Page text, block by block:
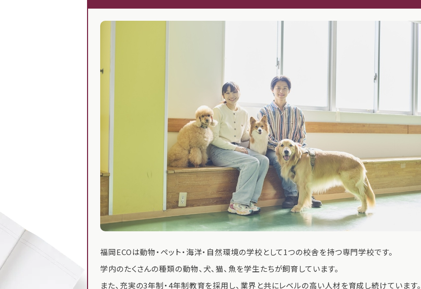
福岡ECOは動物・ペット・海洋・自然環境の学校として1つの校舎を持つ専門学校です。
学内のたくさんの種類の動物、犬、猫、魚を学生たちが飼育しています。
また、充実の3年制・4年制教育を採用し、業界と共にレベルの高い人材を育成し続けています。